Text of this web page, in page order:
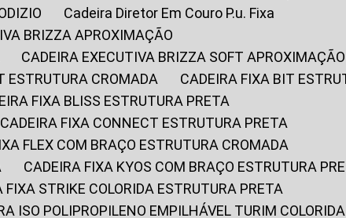
Cadeira Diretor Em Couro P.u. Fixa
BRIZZA APROXIMAÇÃO
CADEIRA EXECUTIVA BRIZZA SOFT APROXIMAÇÃO
ESTRUTURA CROMADA
CADEIRA FIXA BIT
FIXA BLISS ESTRUTURA PRETA
CADEIRA FIXA CONNECT ESTRUTURA PRETA
FLEX COM BRAÇO ESTRUTURA CROMADA
CADEIRA FIXA KYOS COM BRAÇO ESTRUTURA
FIXA STRIKE COLORIDA ESTRUTURA PRETA
ISO POLIPROPILENO EMPILHÁVEL TURIM COLORIDA